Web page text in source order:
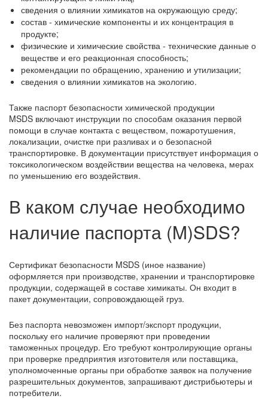
сведения о влиянии химикатов на окружающую среду;
состав - химические компоненты и их концентрация в
продукте;
физические и химические свойства - технические данные о
веществе и его реакционная способность;
рекомендации по обращению, хранению и утилизации;
сведения о влиянии химикатов на экологию.
Также паспорт безопасности химической продукции
MSDS включают инструкции по способам оказания первой
помощи в случае контакта с веществом, пожаротушения,
локализации, очистке при разливах и о безопасной
транспортировке. В документации присутствует информация о
токсикологическом воздействии вещества на человека, мерах
по уменьшению его воздействия.
В каком случае необходимо
наличие паспорта (M)SDS?
Сертификат безопасности MSDS (иное название)
оформляется при производстве, хранении и транспортировке
продукции, содержащей в составе химикаты. Он входит в
пакет документации, сопровождающей груз.
Без паспорта невозможен импорт/экспорт продукции,
поскольку его наличие проверяют при проведении
таможенных процедур. Его требуют контролирующие органы
при проверке предприятия изготовителя или поставщика,
уполномоченные органы при обработке заявок на получение
разрешительных документов, запрашивают дистрибьютеры и
потребители.